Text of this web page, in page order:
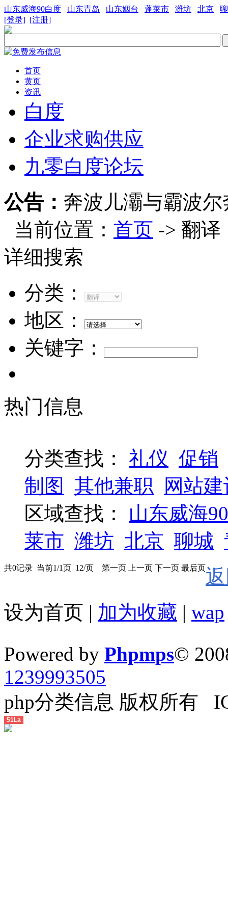
山东威海90白度 山东青岛 山东姻台 蓬莱市 潍坊 北京
[登录] [注册]
首页
黄页
资讯
白度
企业求购供应
九零白度论坛
公告： 奔波儿灞与霸波
当前位置： 首页 -> 翻译
详细搜索
分类：
地区：
关键字：
热门信息
分类查找： 礼仪 促销
制图
其他兼职
网站
区域查找： 山东威海
莱市 潍坊 北京 聊城
共0记录 当前1/1页 12/页 第一页 上一页 下一页 最后页
设为首页 | 加为收藏 | wap
Powered by Phpmps©
1239993505
php分类信息 版权所有
51La